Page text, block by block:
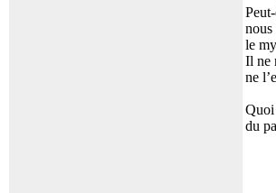
nous
le
Il ne
ne
Quoi
du